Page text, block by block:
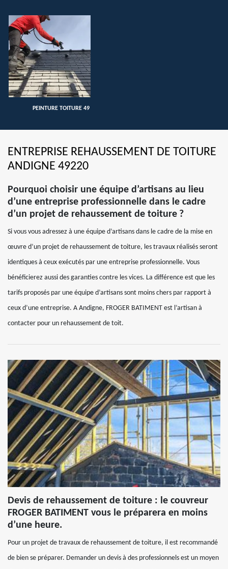
PEINTURE TOITURE 49
ENTREPRISE REHAUSSEMENT DE TOITURE
ANDIGNE 49220
Pourquoi choisir une équipe d’artisans au lieu
d’une entreprise professionnelle dans le cadre
d’un projet de rehaussement de toiture ?
Si vous vous adressez à une équipe d’artisans dans le cadre de la mise en
œuvre d’un projet de rehaussement de toiture, les travaux réalisés seront
identiques à ceux exécutés par une entreprise professionnelle. Vous
bénéficierez aussi des garanties contre les vices. La différence est que les
tarifs proposés par une équipe d’artisans sont moins chers par rapport à
ceux d’une entreprise. A Andigne, FROGER BATIMENT est l’artisan à
contacter pour un rehaussement de toit.
Devis de rehaussement de toiture : le couvreur
FROGER BATIMENT vous le préparera en moins
d’une heure.
Pour un projet de travaux de rehaussement de toiture, il est recommandé
de bien se préparer. Demander un devis à des professionnels est un moyen